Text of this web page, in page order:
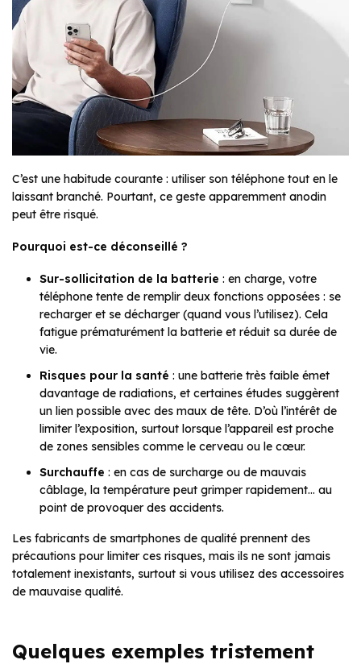
C’est une habitude courante : utiliser son téléphone tout en le
laissant branché. Pourtant, ce geste apparemment anodin
peut être risqué.
Pourquoi est-ce déconseillé ?
Sur-sollicitation de la batterie : en charge, votre
téléphone tente de remplir deux fonctions opposées : se
recharger et se décharger (quand vous l’utilisez). Cela
fatigue prématurément la batterie et réduit sa durée de
vie.
Risques pour la santé : une batterie très faible émet
davantage de radiations, et certaines études suggèrent
un lien possible avec des maux de tête. D’où l’intérêt de
limiter l’exposition, surtout lorsque l’appareil est proche
de zones sensibles comme le cerveau ou le cœur.
Surchauffe : en cas de surcharge ou de mauvais
câblage, la température peut grimper rapidement… au
point de provoquer des accidents.
Les fabricants de smartphones de qualité prennent des
précautions pour limiter ces risques, mais ils ne sont jamais
totalement inexistants, surtout si vous utilisez des accessoires
de mauvaise qualité.
Quelques exemples tristement